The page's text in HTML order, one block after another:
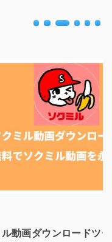
ール5選!無料でソク